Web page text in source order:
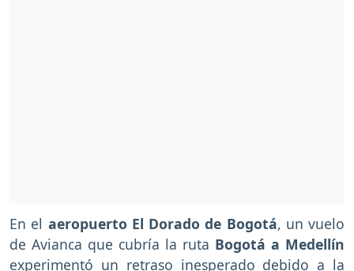
En el aeropuerto El Dorado de Bogotá, un vuelo
de Avianca que cubría la ruta Bogotá a Medellín
experimentó un retraso inesperado debido a la